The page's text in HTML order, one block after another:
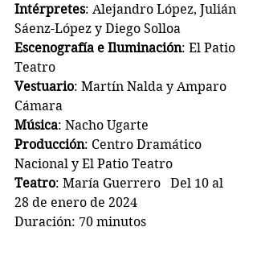
Intérpretes: Alejandro López, Julián
Sáenz-López y Diego Solloa
Escenografía e Iluminación: El Patio
Teatro
Vestuario: Martín Nalda y Amparo
Cámara
Música: Nacho Ugarte
Producción: Centro Dramático
Nacional y El Patio Teatro
Teatro: María Guerrero   Del 10 al
28 de enero de 2024
Duración: 70 minutos